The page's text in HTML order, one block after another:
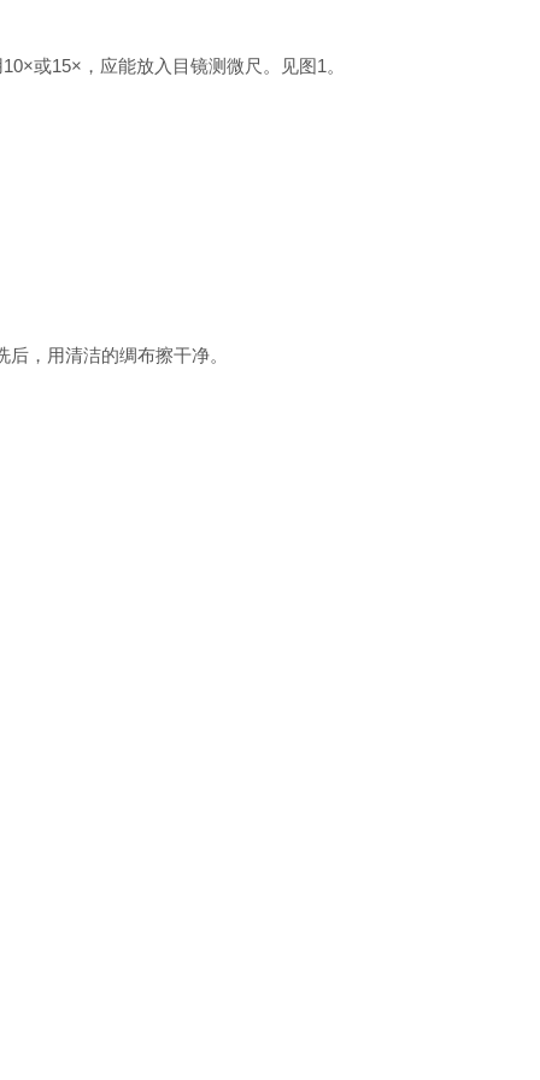
或15×，应能放入目镜测微尺。见图1。
，用清洁的绸布擦干净。